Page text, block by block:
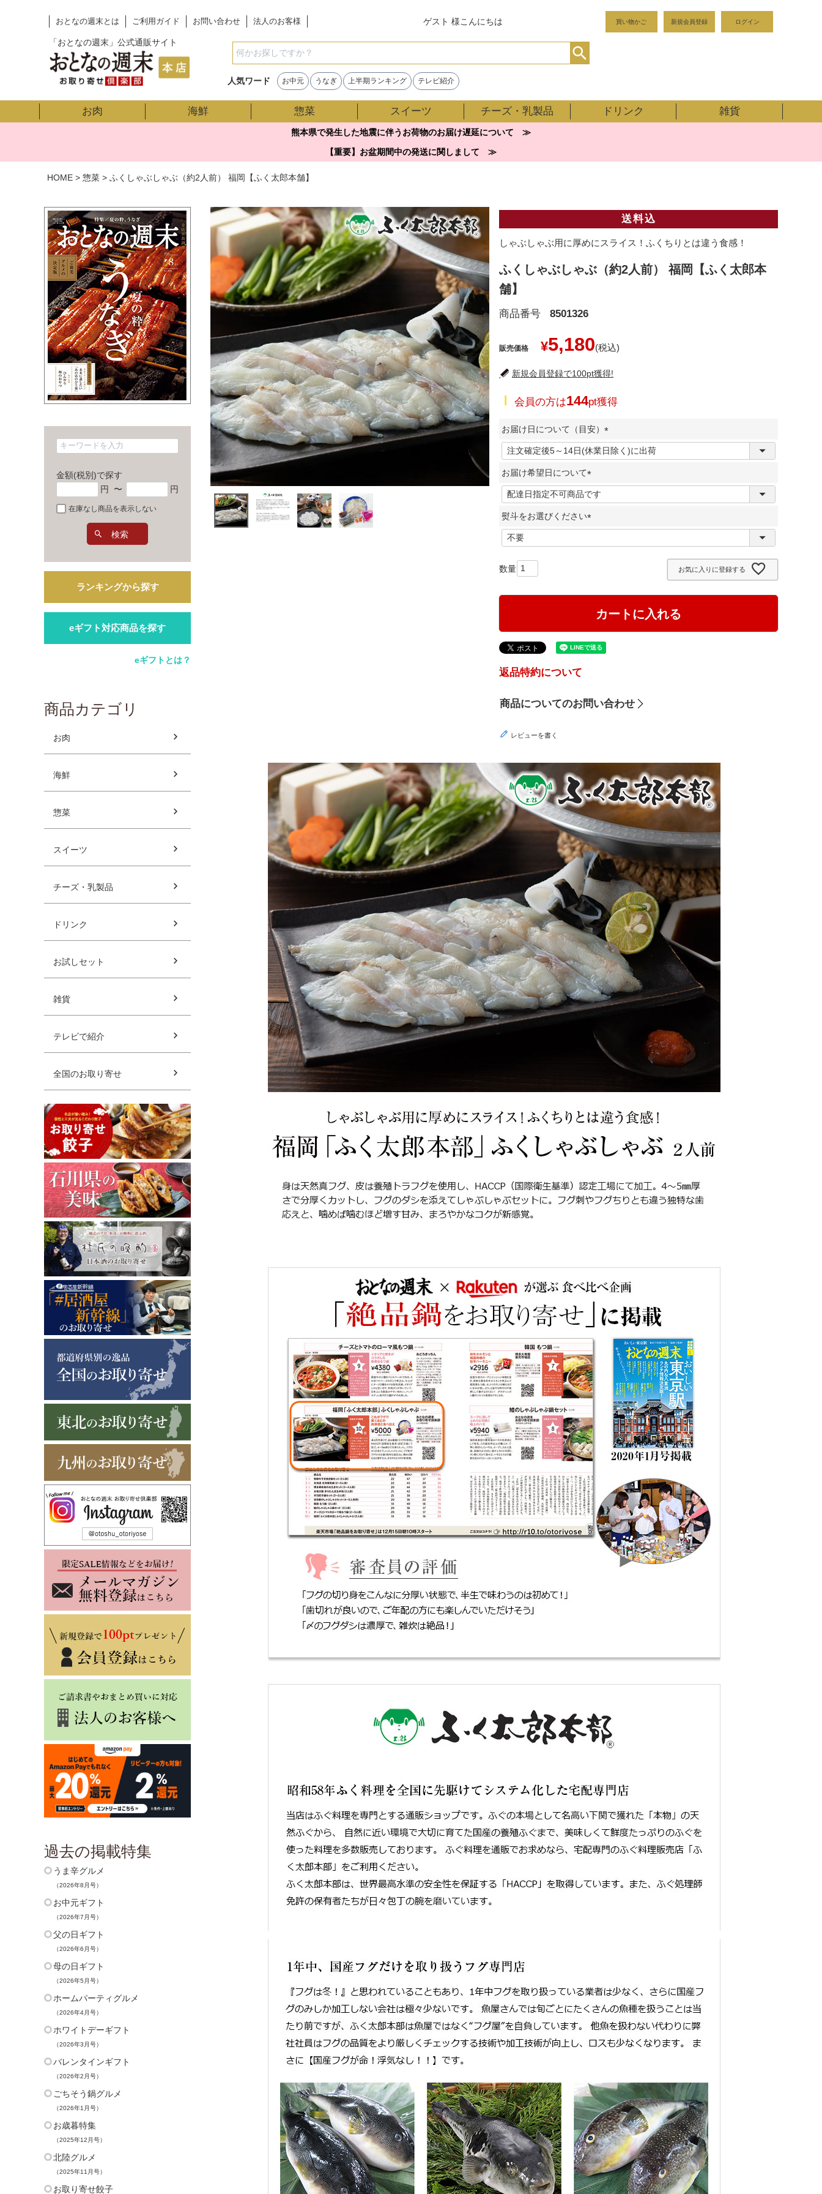
おとなの週末とは ご利用ガイド お問い合わせ 法人のお客様 ゲスト 様こんにちは
「おとなの週末」公式通販サイト
買い物かご 新規会員登録 ログイン
検索
人気ワード お中元 うなぎ 上半期ランキング テレビ紹介
お肉 海鮮 惣菜 スイーツ チーズ・乳製品 ドリンク 雑貨
熊本県で発生した地震に伴うお荷物のお届け遅延について ≫
【重要】お盆期間中の発送に関しまして ≫
HOME 惣菜 ふくしゃぶしゃぶ（約2人前） 福岡【ふく太郎本舗】
金額(税別)で探す
円
〜 円
在庫なし商品を表示しない
検索
ランキングから探す
eギフト対応商品を探す
eギフトとは？
商品カテゴリ
お肉
海鮮
惣菜
スイーツ
チーズ・乳製品
ドリンク
お試しセット
雑貨
テレビで紹介
全国のお取り寄せ
過去の掲載特集
うま辛グルメ
（2026年8月号）
お中元ギフト
（2026年7月号）
父の日ギフト
（2026年6月号）
母の日ギフト
（2026年5月号）
ホームパーティグルメ
（2026年4月号）
ホワイトデーギフト
（2026年3月号）
バレンタインギフト
（2026年2月号）
ごちそう鍋グルメ
（2026年1月号）
お歳暮特集
（2025年12月号）
北陸グルメ
（2025年11月号）
お取り寄せ餃子
送料込
しゃぶしゃぶ用に厚めにスライス！ふくちりとは違う食感！
ふくしゃぶしゃぶ（約2人前） 福岡【ふく太郎本
舗】
商品番号 8501326
販売価格 ¥5,180
新規会員登録で100pt獲得!
会員の方は144pt獲得
お届け日について（目安）
(
必
)
お届け希望日について
(
必
須
)
熨斗をお選びください
必
お気に入りに登録する
カートに入れる
返品特約について
商品についてのお問い合わせ
レビューを書く